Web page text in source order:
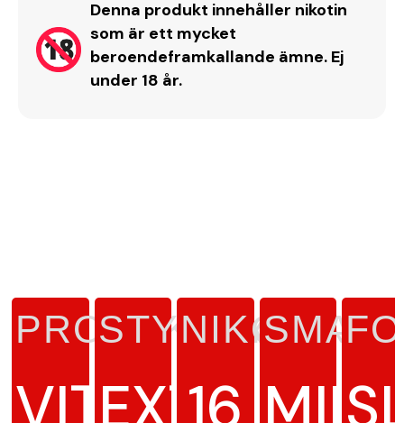
Denna produkt innehåller nikotin
som är ett mycket
beroendeframkallande ämne. Ej
under 18 år.
PRODUKTTYP
VITT
STYRKA
EXTRA
16
SMAK
MINT